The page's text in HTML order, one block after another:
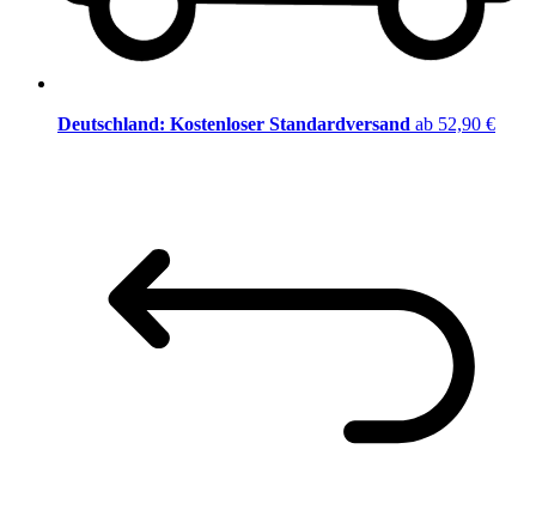
Deutschland: Kostenloser Standardversand ab 52,90 €